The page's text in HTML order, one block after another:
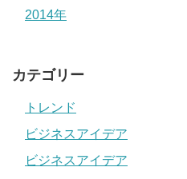
2014年
カテゴリー
トレンド
ビジネスアイデア
ビジネスアイデア